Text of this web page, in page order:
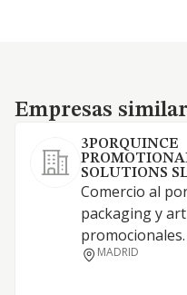
Empresas similares
Empresas
3PORQUINCE
SOLUTIONS
Comercio al
packaging y
promocionales.
MADRID